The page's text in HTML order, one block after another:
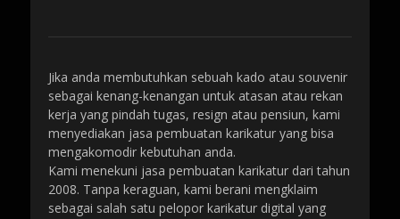
Jika anda membutuhkan sebuah kado atau souvenir
sebagai kenang-kenangan untuk atasan atau rekan
kerja yang pindah tugas, resign atau pensiun, kami
menyediakan jasa pembuatan karikatur yang bisa
mengakomodir kebutuhan anda.
Kami menekuni jasa pembuatan karikatur dari tahun
2008. Tanpa keraguan, kami berani mengklaim
sebagai salah satu pelopor karikatur digital yang